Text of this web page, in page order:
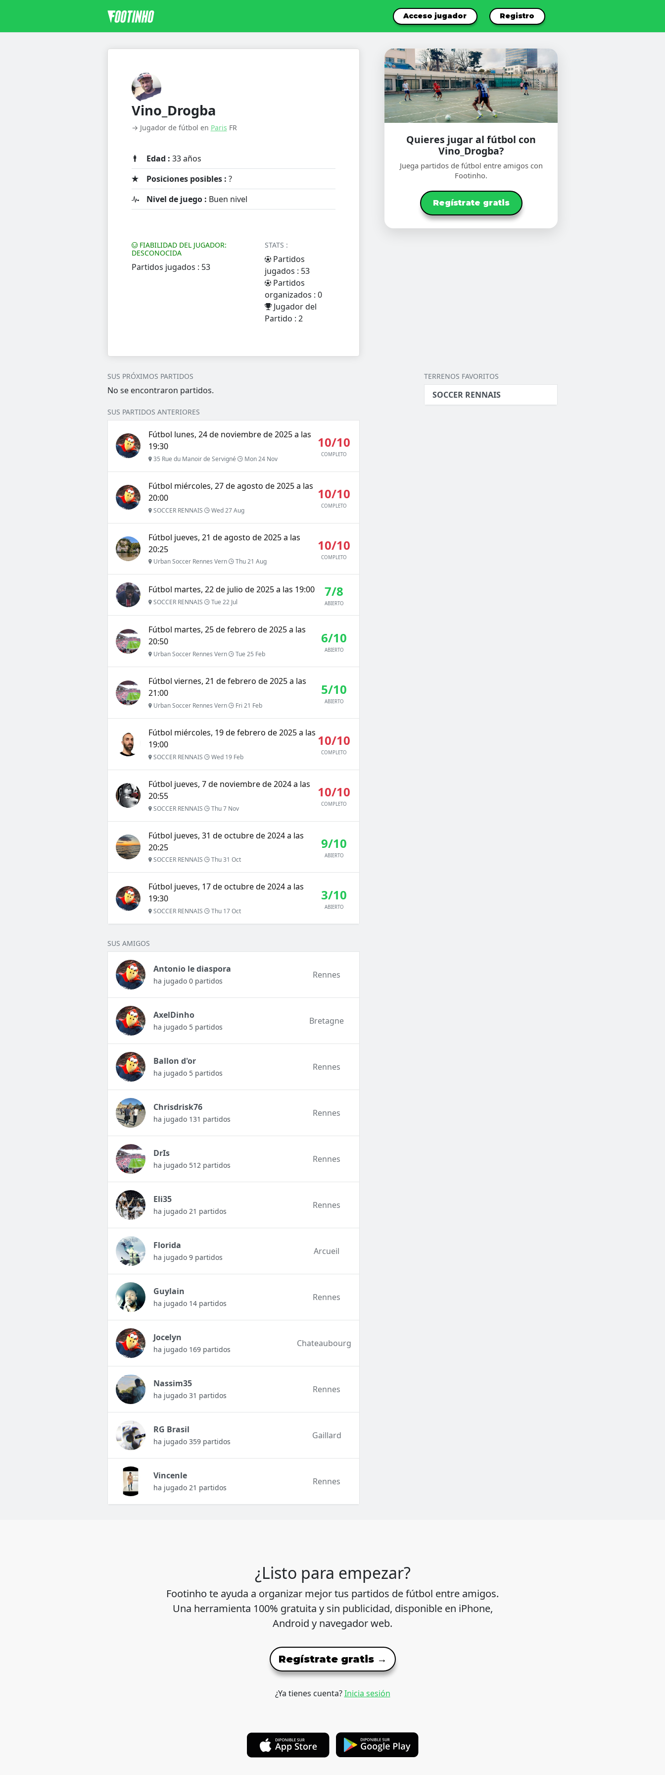
Acceso jugador Registro
Vino_Drogba
→ Jugador de fútbol en Paris FR
Edad : 33 años
Posiciones posibles : ?
Nivel de juego : Buen nivel
FIABILIDAD DEL JUGADOR:
DESCONOCIDA
Partidos jugados : 53
STATS :
Partidos
jugados : 53
Partidos
organizados : 0
Jugador del
Partido : 2
Quieres jugar al fútbol con
Vino_Drogba?
Juega partidos de fútbol entre amigos con
Footinho.
Regístrate gratis
SUS PRÓXIMOS PARTIDOS
No se encontraron partidos.
SUS PARTIDOS ANTERIORES
Fútbol lunes, 24 de noviembre de 2025 a las
19:30
35 Rue du Manoir de Servigné Mon 24 Nov
10/10
COMPLETO
Fútbol miércoles, 27 de agosto de 2025 a las
20:00
SOCCER RENNAIS Wed 27 Aug
10/10
COMPLETO
Fútbol jueves, 21 de agosto de 2025 a las
20:25
Urban Soccer Rennes Vern Thu 21 Aug
10/10
COMPLETO
Fútbol martes, 22 de julio de 2025 a las 19:00
SOCCER RENNAIS Tue 22 Jul
7/8
ABIERTO
Fútbol martes, 25 de febrero de 2025 a las
20:50
Urban Soccer Rennes Vern Tue 25 Feb
6/10
ABIERTO
Fútbol viernes, 21 de febrero de 2025 a las
21:00
Urban Soccer Rennes Vern Fri 21 Feb
5/10
ABIERTO
Fútbol miércoles, 19 de febrero de 2025 a las
19:00
SOCCER RENNAIS Wed 19 Feb
10/10
COMPLETO
Fútbol jueves, 7 de noviembre de 2024 a las
20:55
SOCCER RENNAIS Thu 7 Nov
10/10
COMPLETO
Fútbol jueves, 31 de octubre de 2024 a las
20:25
SOCCER RENNAIS Thu 31 Oct
9/10
ABIERTO
Fútbol jueves, 17 de octubre de 2024 a las
19:30
SOCCER RENNAIS Thu 17 Oct
3/10
ABIERTO
SUS AMIGOS
Antonio le diaspora
ha jugado 0 partidos
Rennes
AxelDinho
ha jugado 5 partidos
Bretagne
Ballon d'or
ha jugado 5 partidos
Rennes
Chrisdrisk76
ha jugado 131 partidos
Rennes
DrIs
ha jugado 512 partidos
Rennes
Eli35
ha jugado 21 partidos
Rennes
Florida
ha jugado 9 partidos
Arcueil
Guylain
ha jugado 14 partidos
Rennes
Jocelyn
ha jugado 169 partidos
Chateaubourg
Nassim35
ha jugado 31 partidos
Rennes
RG Brasil
ha jugado 359 partidos
Gaillard
Vincenle
ha jugado 21 partidos
Rennes
TERRENOS FAVORITOS
SOCCER RENNAIS
¿Listo para empezar?
Footinho te ayuda a organizar mejor tus partidos de fútbol entre amigos.
Una herramienta 100% gratuita y sin publicidad, disponible en iPhone,
Android y navegador web.
Regístrate gratis →
¿Ya tienes cuenta?Inicia sesión